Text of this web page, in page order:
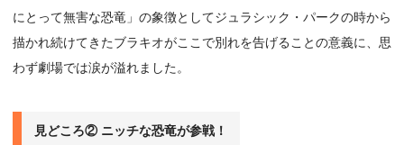
にとって無害な恐竜」の象徴としてジュラシック・パークの時から
描かれ続けてきたブラキオがここで別れを告げることの意義に、思
わず劇場では涙が溢れました。
見どころ② ニッチな恐竜が参戦！